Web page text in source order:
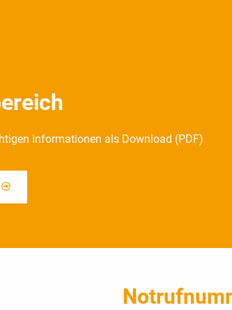
Informationen als Download (PDF)